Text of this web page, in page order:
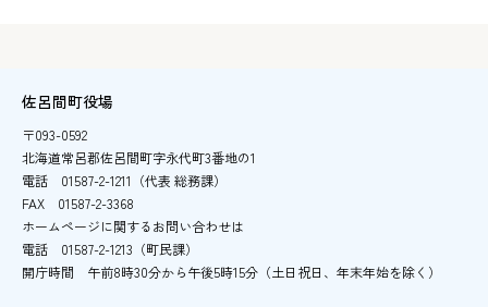
佐呂間町役場
〒093-0592
北海道常呂郡佐呂間町字永代町3番地の1
電話
01587-2-1211（代表 総務課）
FAX
01587-2-3368
ホームページに関するお問い合わせは
電話
01587-2-1213（町民課）
開庁時間
午前8時30分から午後5時15分 （土日祝日、年末年始を除く）